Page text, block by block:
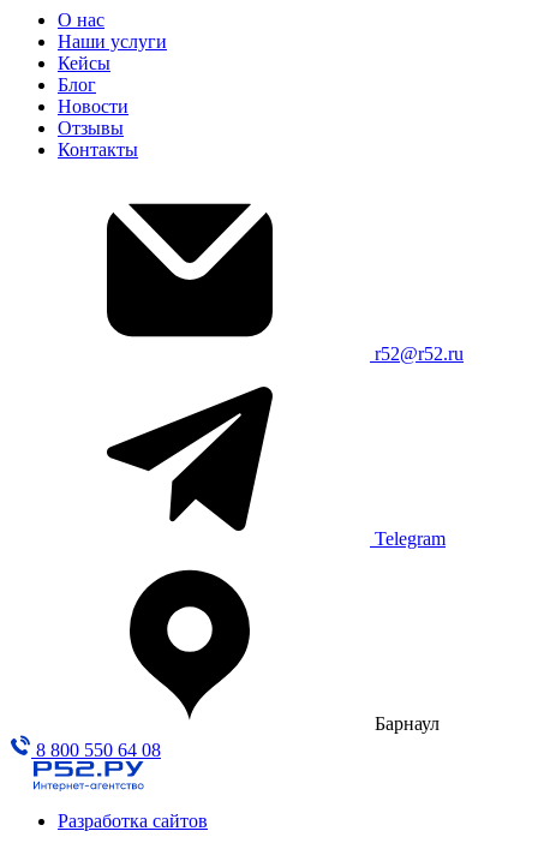
О нас
Наши услуги
Кейсы
Блог
Новости
Отзывы
Контакты
r52@r52.ru
Telegram
Барнаул
8 800 550 64 08
Разработка сайтов